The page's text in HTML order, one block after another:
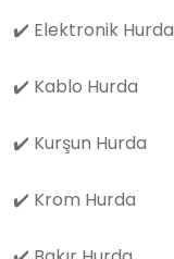
✔️ Elektronik Hurda
✔️ Kablo Hurda
✔️ Kurşun Hurda
✔️ Krom Hurda